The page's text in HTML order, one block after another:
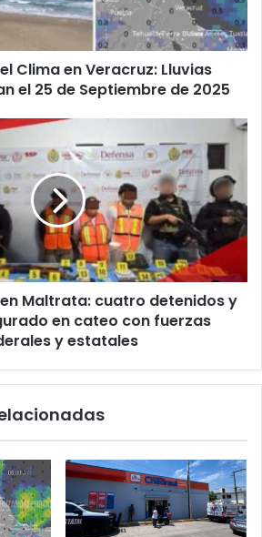
Clima en Veracruz: Lluvias
el 25 de Septiembre de 2025
Maltrata: cuatro detenidos y
en cateo con fuerzas
y estatales